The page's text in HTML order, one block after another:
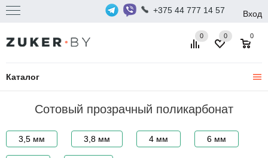
+375 44 777 14 57 Вход
Каталог
0 0
0
Сотовый прозрачный поликарбонат
3,5 мм 3,8 мм 4 мм 6 мм